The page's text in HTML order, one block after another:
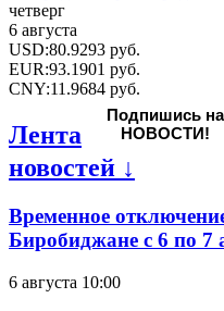
четверг
6 августа
USD:80.9293 руб.
EUR:93.1901 руб.
CNY:11.9684 руб.
Подпишись на
НОВОСТИ!
Лента
новостей ↓
Временное
Биробиджане с 6 по 7
6 августа 10:00